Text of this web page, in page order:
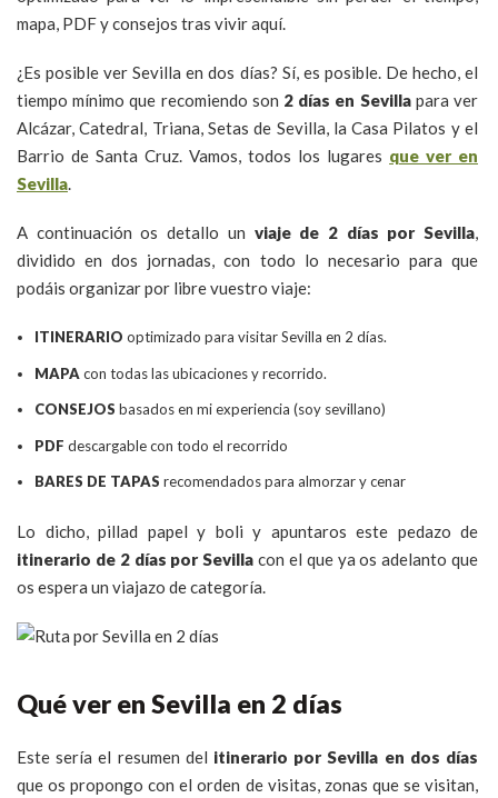
mapa, PDF y consejos tras vivir aquí.
¿Es posible ver Sevilla en dos días? Sí, es posible. De hecho, el
tiempo mínimo que recomiendo son 2 días en Sevillapara ver
Alcázar, Catedral, Triana, Setas de Sevilla, la Casa Pilatos y el
Barrio de Santa Cruz. Vamos, todos los lugares que ver en
Sevilla.
A continuación os detallo un viaje de 2 días por Sevilla
dividido en dos jornadas, con todo lo necesario para que
podáis organizar por libre vuestro viaje:
ITINERARIO optimizado para visitar Sevilla en 2 días.
MAPA con todas las ubicaciones y recorrido.
CONSEJOS basados en mi experiencia (soy sevillano)
PDF descargable con todo el recorrido
BARES DE TAPAS recomendados para almorzar y cenar
Lo dicho, pillad papel y boli y apuntaros este pedazo de
itinerario de 2 días por Sevilla con el que ya os adelanto que
os espera un viajazo de categoría.
Qué ver en Sevilla en 2 días
Este sería el resumen del itinerario por Sevilla en dos días
que os propongo con el orden de visitas, zonas que se visitan,